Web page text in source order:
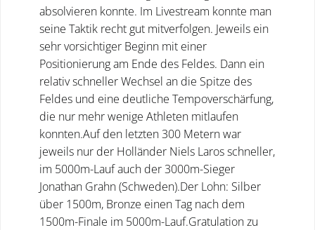
absolvieren konnte. Im Livestream konnte man
seine Taktik recht gut mitverfolgen. Jeweils ein
sehr vorsichtiger Beginn mit einer
Positionierung am Ende des Feldes. Dann ein
relativ schneller Wechsel an die Spitze des
Feldes und eine deutliche Tempoverschärfung,
die nur mehr wenige Athleten mitlaufen
konnten.Auf den letzten 300 Metern war
jeweils nur der Holländer Niels Laros schneller,
im 5000m-Lauf auch der 3000m-Sieger
Jonathan Grahn (Schweden).Der Lohn: Silber
über 1500m, Bronze einen Tag nach dem
1500m-Finale im 5000m-Lauf.Gratulation zu